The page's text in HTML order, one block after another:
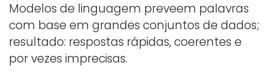
Modelos de linguagem preveem palavras
com base em grandes conjuntos de dados;
resultado: respostas rápidas, coerentes e
por vezes imprecisas.